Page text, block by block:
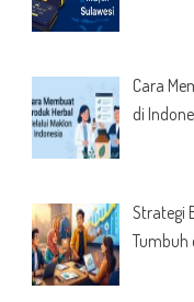
Cara
di
Strategi
Tumbuh